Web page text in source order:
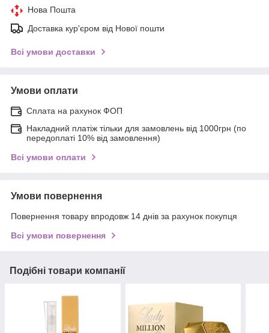
Нова Пошта
Доставка кур'єром від Нової пошти
Всі умови доставки
Умови оплати
Сплата на рахунок ФОП
Накладний платіж тільки для замовлень від 1000грн (по
передоплаті 10% від замовлення)
Всі умови оплати
Умови повернення
Повернення товару впродовж 14 днів за рахунок покупця
Всі умови повернення
Подібні товари компанії